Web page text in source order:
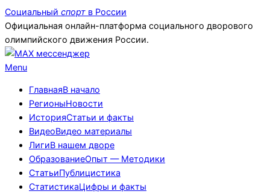
Skip
to
content
Социальный спорт в России
Официальная онлайн-платформа социального дворового
олимпийского движения России.
Primary
Menu
Menu
ГлавнаяВ начало
РегионыНовости
ИсторияСтатьи и факты
ВидеоВидео материалы
ЛигиВ нашем дворе
ОбразованиеОпыт — Методики
СтатьиПублицистика
СтатистикаЦифры и факты